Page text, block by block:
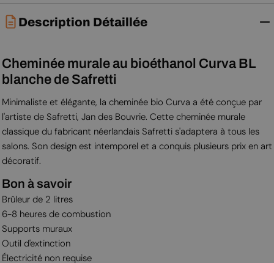
Description Détaillée
Cheminée murale au bioéthanol Curva BL
blanche de Safretti
Minimaliste et élégante, la cheminée bio Curva a été conçue par
l'artiste de Safretti, Jan des Bouvrie. Cette cheminée murale
classique du fabricant néerlandais Safretti s'adaptera à tous les
salons. Son design est intemporel et a conquis plusieurs prix en art
décoratif.
Bon à savoir
Brûleur de 2 litres
6-8 heures de combustion
Supports muraux
Outil d'extinction
Électricité non requise